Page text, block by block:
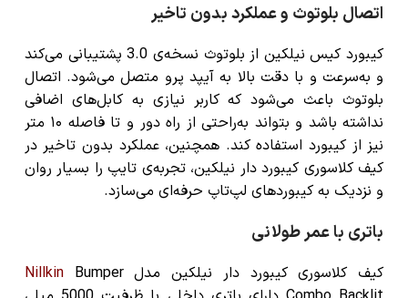
اتصال بلوتوث و عملکرد بدون تاخیر
کیبورد کیس نیلکین از بلوتوث نسخه‌ی 3.0 پشتیبانی می‌کند
و به‌سرعت و با دقت بالا به آیپد پرو متصل می‌شود. اتصال
بلوتوث باعث می‌شود که کاربر نیازی به کابل‌های اضافی
نداشته باشد و بتواند به‌راحتی از راه دور و تا فاصله ۱۰ متر
نیز از کیبورد استفاده کند. همچنین، عملکرد بدون تاخیر در
کیف کلاسوری کیبورد دار نیلکین، تجربه‌ی تایپ را بسیار روان
و نزدیک به کیبوردهای لپ‌تاپ حرفه‌ای می‌سازد.
باتری با عمر طولانی
کیف کلاسوری کیبورد دار نیلکین مدل NillkinBumper